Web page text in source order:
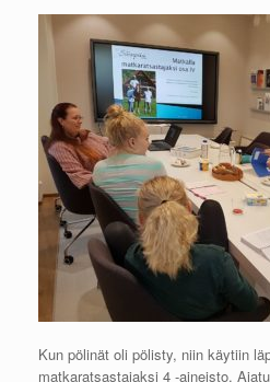
Kun pölinät oli pölisty, niin käytiin
matkaratsastajaksi 4 -aineisto.